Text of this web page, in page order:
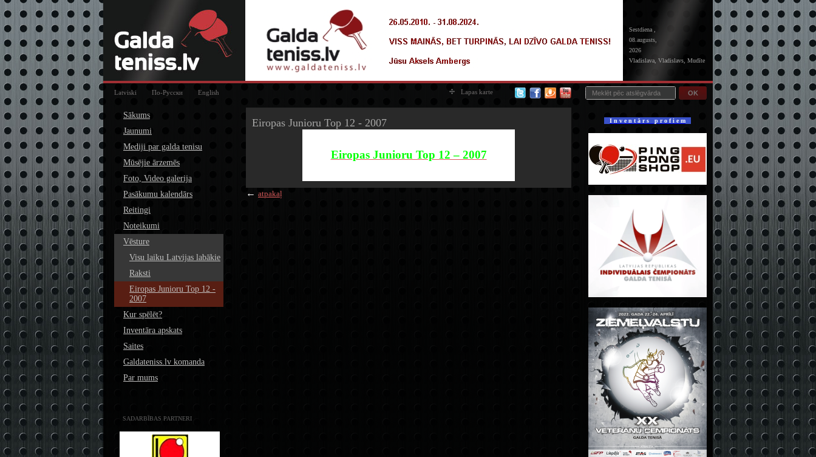
Sestdiena ,
08.augusts,
2026
Vladislava, Vladislavs, Mudīte
OK
Latviski По-Русски English Lapas karte
Sākums
Jaunumi
Mediji par galda tenisu
Mūsējie ārzemēs
Foto, Video galerija
Pasākumu kalendārs
Reitingi
Noteikumi
Vēsture
Visu laiku Latvijas labākie
Raksti
Eiropas Junioru Top 12 -
2007
Kur spēlēt?
Inventāra apskats
Saites
Galdateniss.lv komanda
Par mums
SADARBĪBAS PARTNERI
Eiropas Junioru Top 12 - 2007
Eiropas Junioru Top 12 – 2007
← atpakaļ
I n v e n t ā r s p r o f i e m